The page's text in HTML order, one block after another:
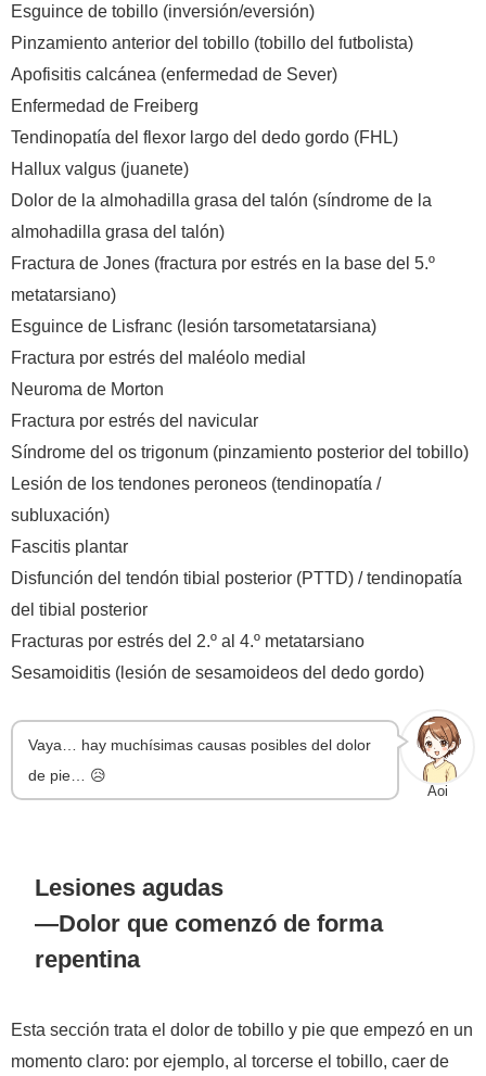
Esguince de tobillo (inversión/eversión)
Pinzamiento anterior del tobillo (tobillo del futbolista)
Apofisitis calcánea (enfermedad de Sever)
Enfermedad de Freiberg
Tendinopatía del flexor largo del dedo gordo (FHL)
Hallux valgus (juanete)
Dolor de la almohadilla grasa del talón (síndrome de la
almohadilla grasa del talón)
Fractura de Jones (fractura por estrés en la base del 5.º
metatarsiano)
Esguince de Lisfranc (lesión tarsometatarsiana)
Fractura por estrés del maléolo medial
Neuroma de Morton
Fractura por estrés del navicular
Síndrome del os trigonum (pinzamiento posterior del tobillo)
Lesión de los tendones peroneos (tendinopatía /
subluxación)
Fascitis plantar
Disfunción del tendón tibial posterior (PTTD) / tendinopatía
del tibial posterior
Fracturas por estrés del 2.º al 4.º metatarsiano
Sesamoiditis (lesión de sesamoideos del dedo gordo)
Aoi
Vaya… hay muchísimas causas posibles del dolor
de pie… 😥
Lesiones agudas
—Dolor que comenzó de forma
repentina
Esta sección trata el dolor de tobillo y pie que empezó en un
momento claro: por ejemplo, al torcerse el tobillo, caer de